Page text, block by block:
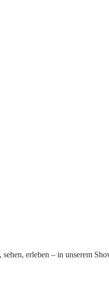
erleben – in unserem